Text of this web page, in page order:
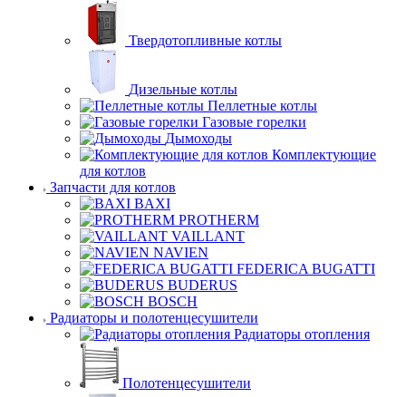
Твердотопливные котлы
Дизельные котлы
Пеллетные котлы
Газовые горелки
Дымоходы
Комплектующие
для котлов
Запчасти для котлов
BAXI
PROTHERM
VAILLANT
NAVIEN
FEDERICA BUGATTI
BUDERUS
BOSCH
Радиаторы и полотенцесушители
Радиаторы отопления
Полотенцесушители